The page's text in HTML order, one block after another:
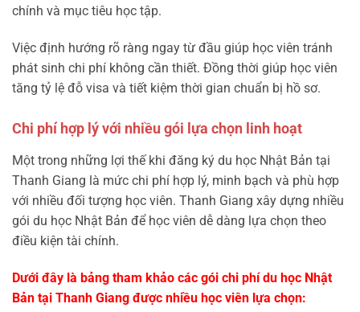
chính và mục tiêu học tập.
Việc định hướng rõ ràng ngay từ đầu giúp học viên tránh
phát sinh chi phí không cần thiết. Đồng thời giúp học viên
tăng tỷ lệ đỗ visa và tiết kiệm thời gian chuẩn bị hồ sơ.
Chi phí hợp lý với nhiều gói lựa chọn linh hoạt
Một trong những lợi thế khi đăng ký du học Nhật Bản tại
Thanh Giang là mức chi phí hợp lý, minh bạch và phù hợp
với nhiều đối tượng học viên. Thanh Giang xây dựng nhiều
gói du học Nhật Bản để học viên dễ dàng lựa chọn theo
điều kiện tài chính.
Dưới đây là bảng tham khảo các gói chi phí du học Nhật
Bản tại Thanh Giang được nhiều học viên lựa chọn: